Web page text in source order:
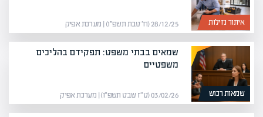
איתור נזילות 28/12/25 (ח׳ טבת תשפ״ו) | מערכת אפיק
שמאות רכוש
שמאים בבתי משפט: תפקידם בהליכים
משפטיים
03/02/26 (ט״ז שבט תשפ״ו) | מערכת אפיק